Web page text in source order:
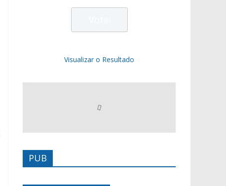
Visualizar o Resultado
PUB